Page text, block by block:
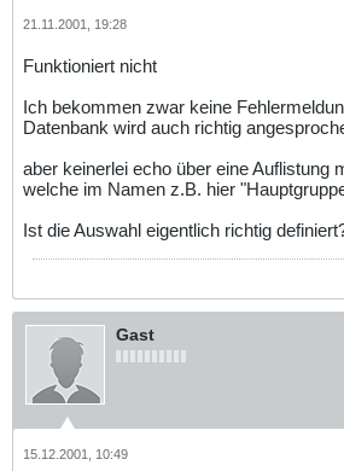
21.11.2001, 19:28
Funktioniert nicht
Ich bekommen zwar keine
Datenbank wird auch richtig
aber keinerlei echo über eine Auflistung
welche im Namen z.B. hier
Ist die Auswahl eigentlich richtig
Gast
15.12.2001, 10:49